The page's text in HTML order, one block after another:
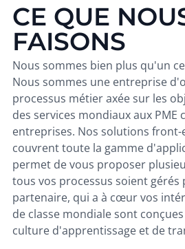
CE QUE
FAISONS
Nous sommes bien plus qu'un
Nous sommes une entreprise
processus métier axée sur les
des services mondiaux aux PME
entreprises. Nos solutions front-
couvrent toute la gamme
permet de vous proposer
tous vos processus soient gérés
partenaire, qui a à cœur vos
de classe mondiale sont
culture d'apprentissage et de